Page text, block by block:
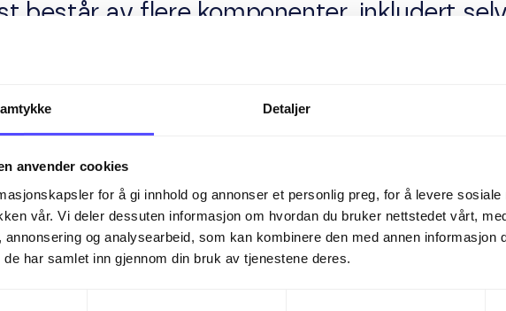
Detaljer
anvender cookies
for å gi innhold og annonser et personlig preg, for å levere
vår. Vi deler dessuten informasjon om hvordan du bruker nettstedet vårt,
annonsering og analysearbeid, som kan kombinere den med annen informasjon
har samlet inn gjennom din bruk av tjenestene deres.
består av flere komponenter, inkludert
og eventuelle andre direkte
Dette gir en nøyaktig og fullstendig
investeringen knyttet til anskaffelsen av
begrenset til kjøpesummen alene, men
som påløper for å bringe varen til